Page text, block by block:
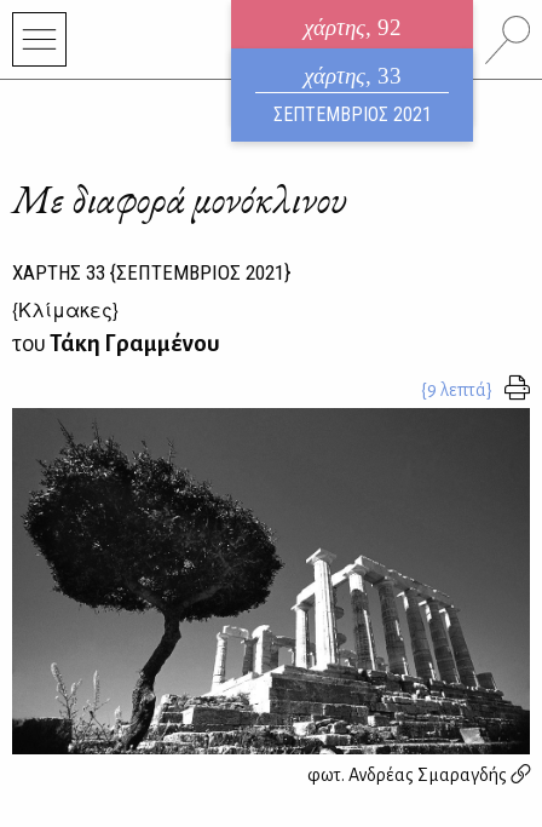
χάρτης, 92
ηλεκτρονικό περιοδικό
ΑΥΓΟΥΣΤΟΣ 2026
χάρτης, 33
ΣΕΠΤΕΜΒΡΙΟΣ 2021
Με διαφορά μονόκλινου
ΧΑΡΤΗΣ 33 {ΣΕΠΤΕΜΒΡΙΟΣ 2021}
{Κλίμακες}
τουΤάκη Γραμμένου
{9 λεπτά}
φωτ. Ανδρέας Σμαραγδής